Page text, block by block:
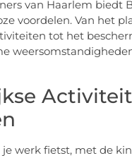
van Haarlem biedt
voordelen. Van het
tot het
je werk fietst, met de